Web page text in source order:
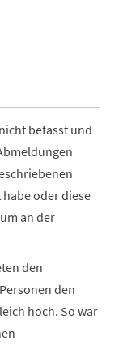
befasst und
oder diese
an der
den
den
hoch. So war